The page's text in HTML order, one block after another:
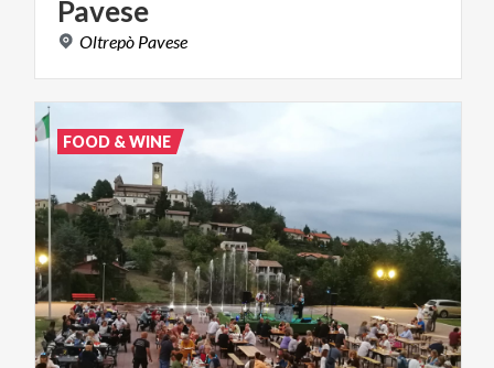
Pavese
Oltrepò Pavese
FOOD & WINE